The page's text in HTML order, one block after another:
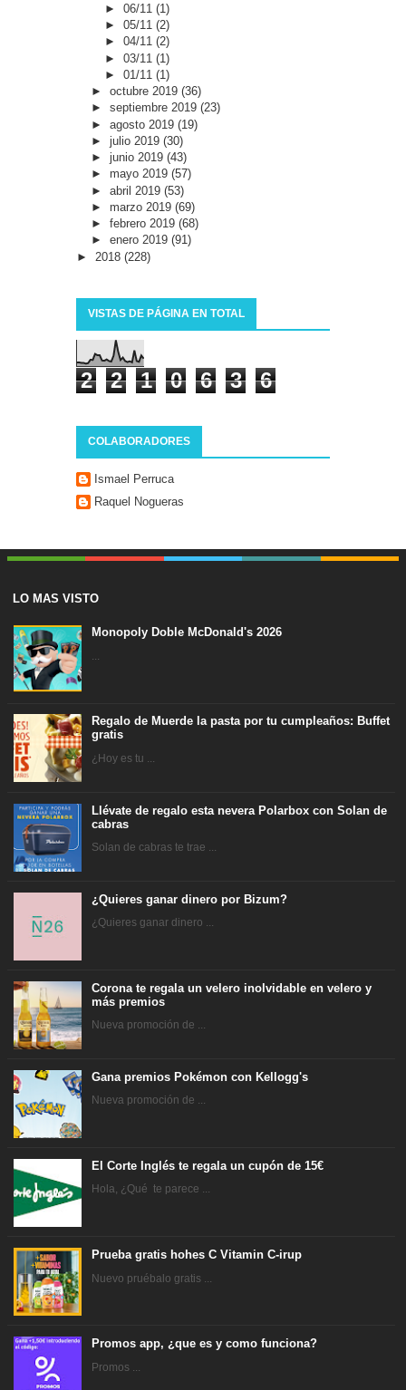
►06/11(1)
►05/11(2)
►04/11(2)
►03/11(1)
►01/11(1)
► octubre 2019 (36)
► septiembre 2019 (23)
► agosto 2019 (19)
► julio 2019 (30)
► junio 2019 (43)
► mayo 2019 (57)
► abril 2019 (53)
► marzo 2019 (69)
► febrero 2019 (68)
► enero 2019 (91)
► 2018 (228)
VISTAS DE PÁGINA EN TOTAL
2 2 1 0 6 3 6
COLABORADORES
Ismael Perruca
Raquel Nogueras
LO MAS VISTO
Monopoly Doble McDonald's 2026
...
Regalo de Muerde la pasta por tu cumpleaños: Buffet
gratis
¿Hoy es tu ...
Llévate de regalo esta nevera Polarbox con Solan de
cabras
Solan de cabras te trae ...
¿Quieres ganar dinero por Bizum?
¿Quieres ganar dinero ...
Corona te regala un velero inolvidable en velero y
más premios
Nueva promoción de ...
Gana premios Pokémon con Kellogg's
Nueva promoción de ...
El Corte Inglés te regala un cupón de 15€
Hola, ¿Qué te parece ...
Prueba gratis hohes C Vitamin C-irup
Nuevo pruébalo gratis ...
Promos app, ¿que es y como funciona?
Promos ...